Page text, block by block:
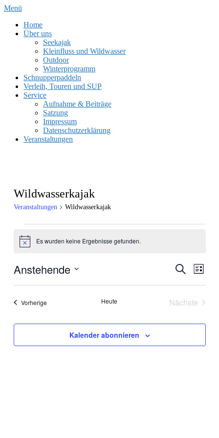
Zum
springen
Menü
Home
Über uns
Seekajak
Kleinfluss und Wildwasser
Outdoor
Winterprogramm
Schnupperpaddeln
Verleih, Touren und SUP
Service
Aufnahme & Beiträge
Satzung
Impressum
Datenschutzerklärung
Veranstaltungen
Wildwasserkajak
Veranstaltungen Wildwasserkajak
HinweisEs wurden keine Ergebnisse gefunden.
Suche
Liste
Anstehende
VorherigeVeranstaltungen Heute
Nächste
Kalender abonnieren